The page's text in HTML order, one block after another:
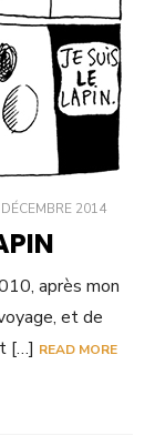
2014
après mon
et de
[…] READ MORE